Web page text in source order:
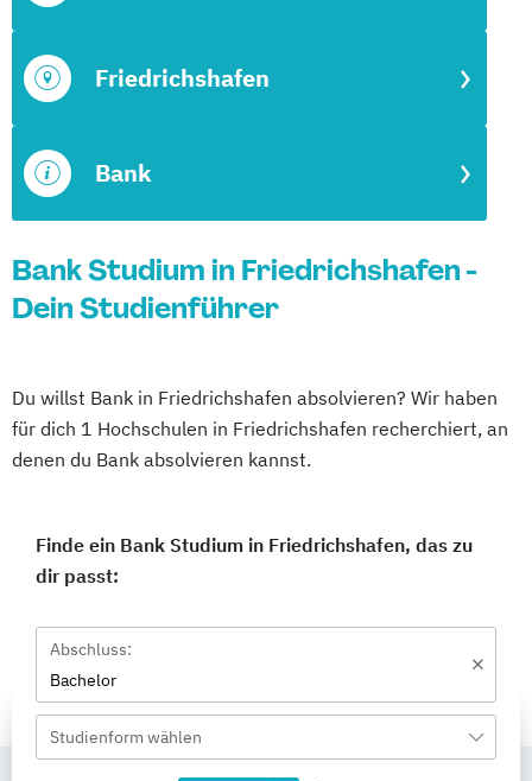
Bank
Friedrichshafen
Bank Studium in Friedrichshafen -
Dein Studienführer
Du willst Bank in Friedrichshafen absolvieren? Wir haben
für dich 1 Hochschulen in Friedrichshafen recherchiert, an
denen du Bank absolvieren kannst.
Finde ein Bank Studium in Friedrichshafen, das zu
dir passt:
Abschluss:
Bachelor
Studienform wählen